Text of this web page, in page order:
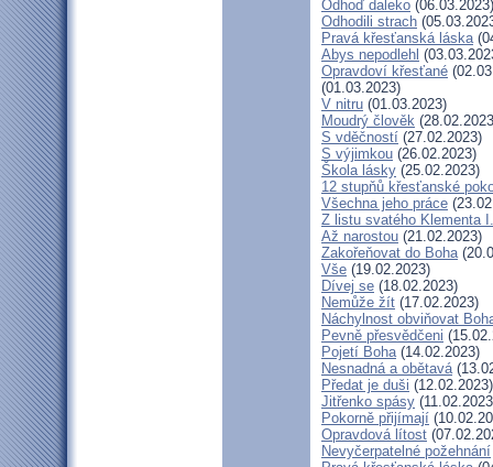
Odhoď daleko (06.03.2023)
Odhodili strach
Pravá křesťanská láska
Abys nepodlehl
Opravdoví křesťané
(01.03.2023)
V nitru (01.03.2023)
Moudrý člověk
S vděčností (27.02.2023)
S výjimkou (26.02.2023)
Škola lásky (25.02.2023)
12 stupňů křesťanské
Všechna jeho práce
Z listu svatého Klementa I.
Až narostou (21.02.2023)
Zakořeňovat do Boha
Vše (19.02.2023)
Dívej se (18.02.2023)
Nemůže žít (17.02.2023)
Náchylnost obviňovat
Pevně přesvědčeni
Pojetí Boha(14.02.2023)
Nesnadná a obětavá
Předat je duši (12.02.2023)
Jitřenko spásy
Pokorně přijímají
Opravdová lítost
Nevyčerpatelné požehnání